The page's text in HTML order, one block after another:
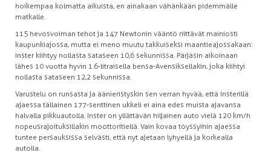
hoikempaa kolmatta aikuista, en ainakaan vähänkään pidemmälle
matkalle.
115 hevosvoiman tehot ja 147 Newtonin vääntö riittävät mainiosti
kaupunkiajossa, mutta ei meno muutu takkuiseksi maantieajossakaan:
Inster kiihtyy nollasta sataseen 10,6 sekunnissa. Pärjäsin aikoinaan
lähes 10 vuotta hyvin 1.6-litraisella bensa-Avensiksellakin, joka kiihtyi
nollasta sataseen 12,2 sekunnissa.
Varustelu on runsasta ja äänieristyskin sen verran hyvää, että Insterillä
ajaessa tällainen 177-senttinen ukkeli ei aina edes muista ajavansa
halvalla pikkuautolla. Inster on yllättävän hiljainen auto vielä 120 km/h
nopeusrajoituksillakin moottoritiellä. Vain kovaa töyssyihin ajaessa
tuntee persauksissa selvästi, että nyt ajetaan lyhyellä ja korkealla
autolla.